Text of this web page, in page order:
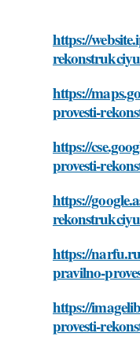
https://
https://
provesti-
https://
provesti-
https://
https://
pravilno-
https://
provesti-